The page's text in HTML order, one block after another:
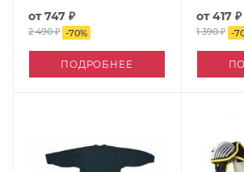
от747 ₽
2 490 ₽ -70%
ПОДРОБНЕЕ
от417 ₽
1 390 ₽ -